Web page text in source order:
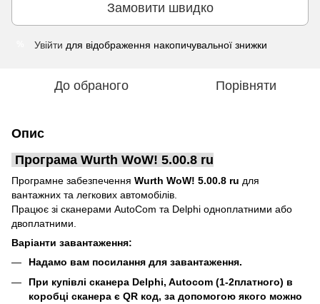
Замовити швидко
Увійти для відображення накопичувальної знижки
До обраного Порівняти
Опис
Програма Wurth WoW! 5.00.8 ru
Програмне забезпечення Wurth WoW! 5.00.8 ru для
вантажних та легкових автомобілів.
Працює зі сканерами AutoCom та Delphi одноплатними або
двоплатними.
Варіанти завантаження:
Надамо вам посилання для завантаження.
При купівлі сканера Delphi, Autocom (1-2платного) в
коробці сканера є QR код, за допомогою якого можно